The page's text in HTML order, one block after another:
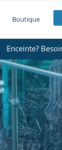
Boutique
Enceinte?